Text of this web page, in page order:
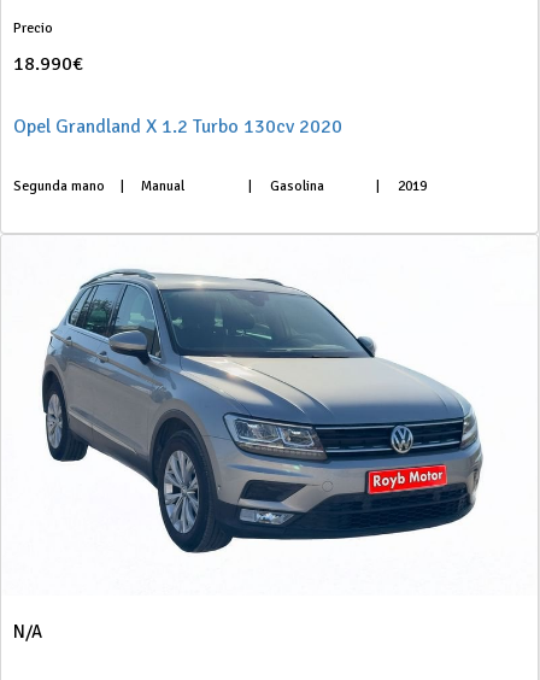
Precio
18.990€
Opel Grandland X 1.2 Turbo 130cv 2020
Segunda mano Manual Gasolina 2019
N/A